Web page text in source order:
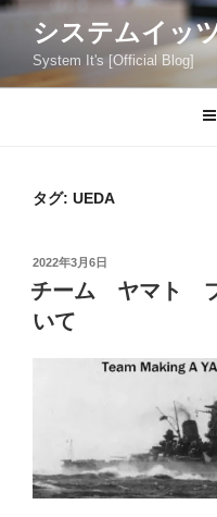
コ
ン
システムイッ
System It's [Official Blog]
タグ: UEDA
投
稿
日:
2022年3月6日
チーム ヤマト プ
いて